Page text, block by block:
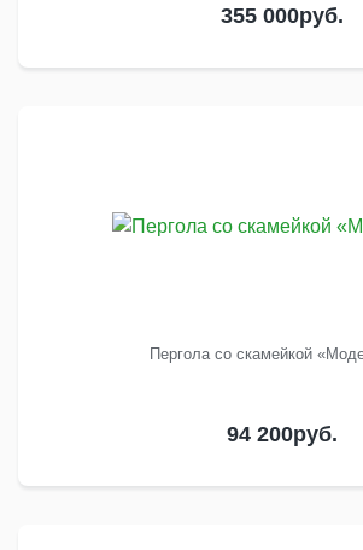
355 000руб.
Пергола со скамейкой
94 200руб.